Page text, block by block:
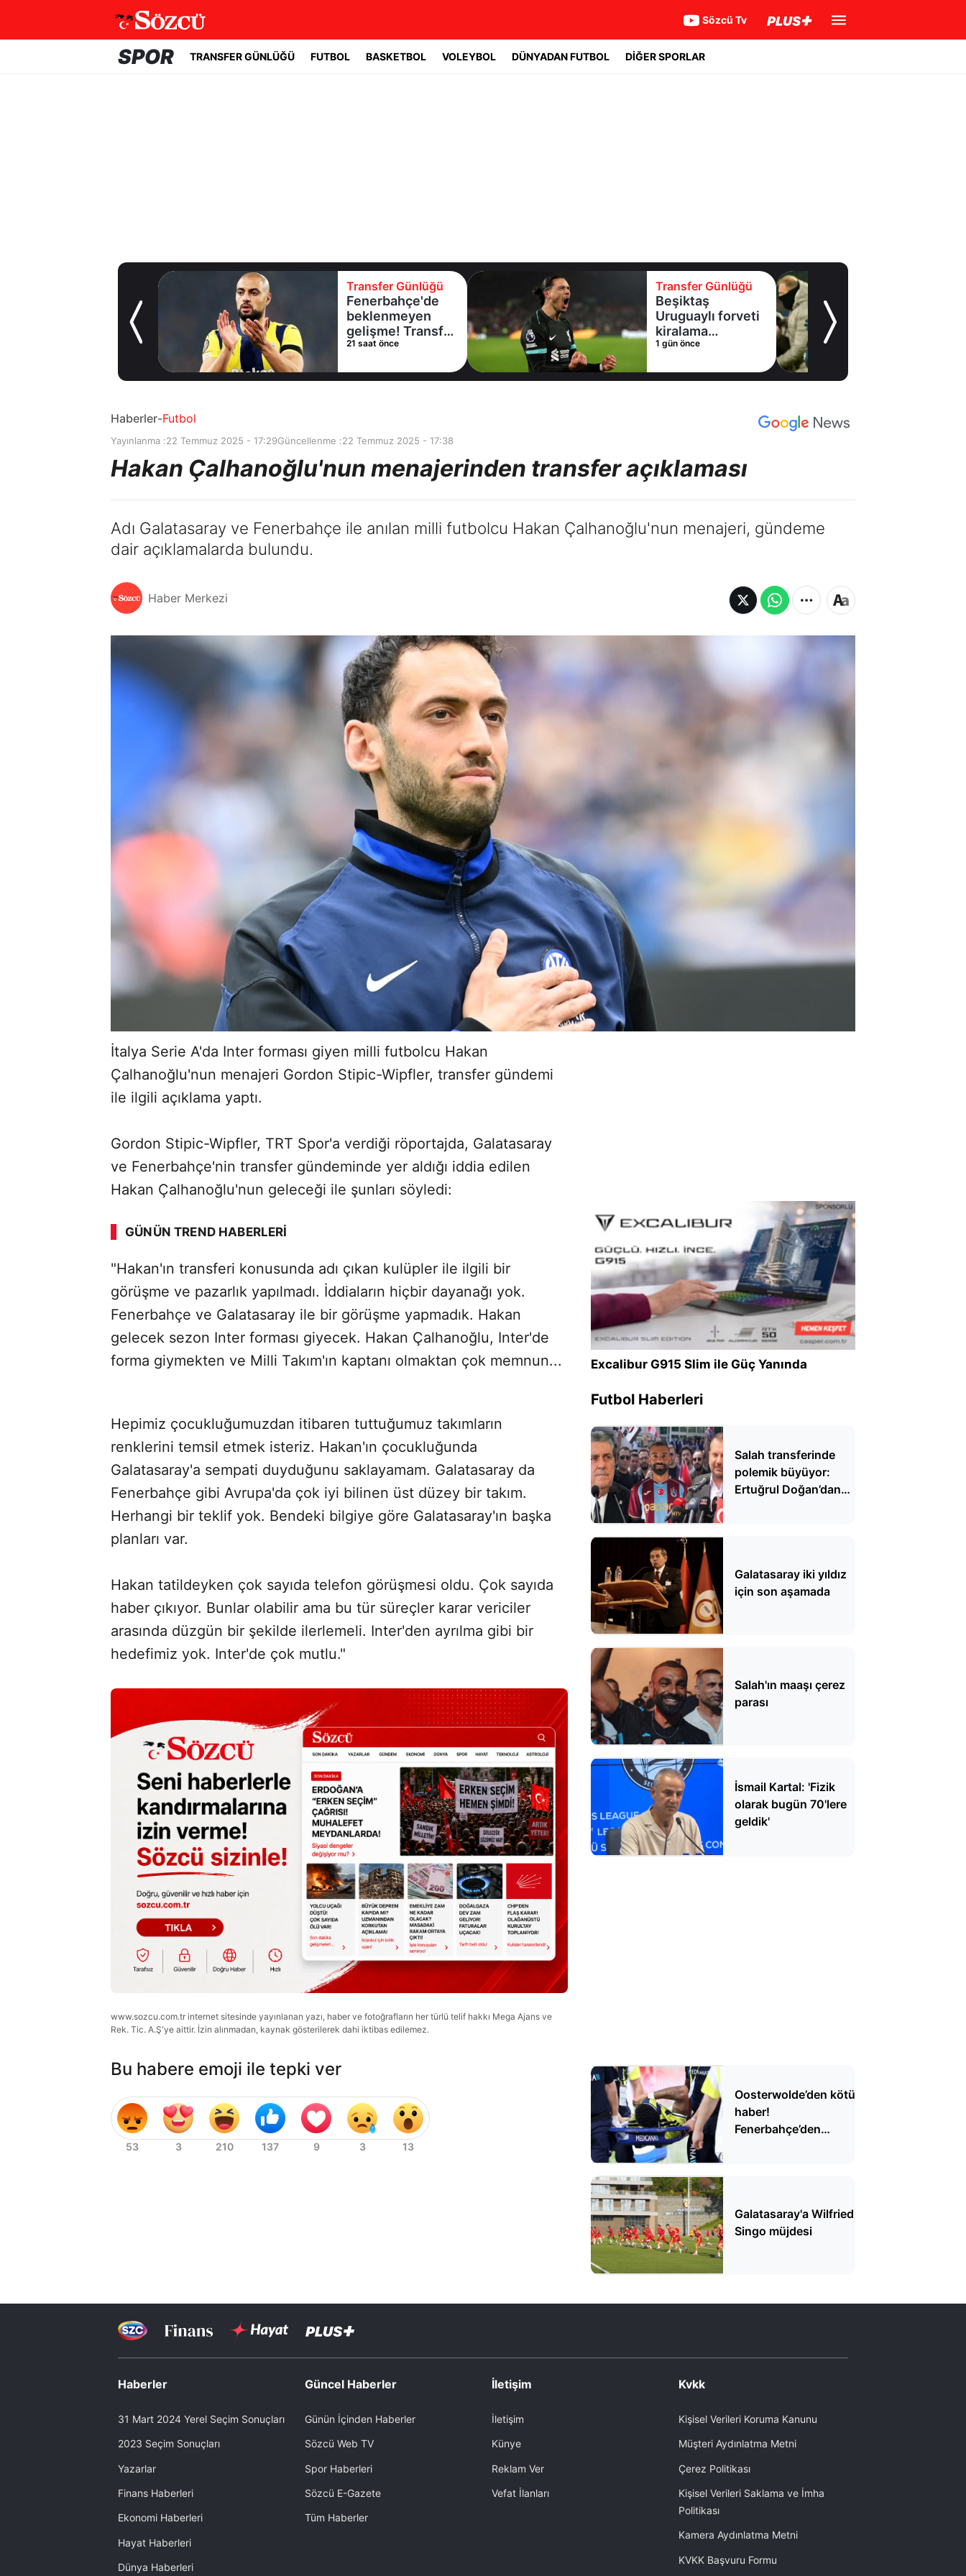
Sözcü Tv
SPOR TRANSFER GÜNLÜĞÜ FUTBOL BASKETBOL VOLEYBOL DÜNYADAN FUTBOL DİĞER SPORLAR
Salah'a kavuştu!
Transfer Günlüğü
Fenerbahçe'de
beklenmeyen
gelişme! Transfer
iptal oldu
21 saat önce
Transfer Günlüğü
Beşiktaş
Uruguaylı forveti
kiralama
konusunda Al
Adım adım Nunez
1 gün önce
Haberler-Futbol
Yayınlanma :22 Temmuz 2025 - 17:29Güncellenme :22 Temmuz 2025 - 17:38
Hakan Çalhanoğlu'nun menajerinden transfer açıklaması
Adı Galatasaray ve Fenerbahçe ile anılan milli futbolcu Hakan Çalhanoğlu'nun menajeri, gündeme
dair açıklamalarda bulundu.
Haber Merkezi
İtalya Serie A'da Inter forması giyen milli futbolcu Hakan
Çalhanoğlu'nun menajeri Gordon Stipic-Wipfler, transfer gündemi
ile ilgili açıklama yaptı.
Gordon Stipic-Wipfler, TRT Spor'a verdiği röportajda, Galatasaray
ve Fenerbahçe'nin transfer gündeminde yer aldığı iddia edilen
Hakan Çalhanoğlu'nun geleceği ile şunları söyledi:
GÜNÜN TREND HABERLERI
SÖZCÜ SON DAKİKA
"Hakan'ın transferi konusunda adı çıkan kulüpler ile ilgili bir
görüşme ve pazarlık yapılmadı. İddiaların hiçbir dayanağı yok.
Fenerbahçe ve Galatasaray ile bir görüşme yapmadık. Hakan
gelecek sezon Inter forması giyecek. Hakan Çalhanoğlu, Inter'de
forma giymekten ve Milli Takım'ın kaptanı olmaktan çok memnun...
Hepimiz çocukluğumuzdan itibaren tuttuğumuz takımların
renklerini temsil etmek isteriz. Hakan'ın çocukluğunda
Galatasaray'a sempati duyduğunu saklayamam. Galatasaray da
Fenerbahçe gibi Avrupa'da çok iyi bilinen üst düzey bir takım.
Herhangi bir teklif yok. Bendeki bilgiye göre Galatasaray'ın başka
planları var.
Hakan tatildeyken çok sayıda telefon görüşmesi oldu. Çok sayıda
haber çıkıyor. Bunlar olabilir ama bu tür süreçler karar vericiler
arasında düzgün bir şekilde ilerlemeli. Inter'den ayrılma gibi bir
hedefimiz yok. Inter'de çok mutlu."
www.sozcu.com.tr internet sitesinde yayınlanan yazı, haber ve fotoğrafların her türlü telif hakkı Mega Ajans ve
Rek. Tic. A.Ş'ye aittir. İzin alınmadan, kaynak gösterilerek dahi iktibas edilemez.
Bu habere emoji ile tepki ver
Excalibur G915 Slim ile Güç Yanında
Futbol Haberleri
Salah transferinde
polemik büyüyor:
Ertuğrul Doğan’dan
Galatasaray iki yıldız
için son aşamada
Salah'ın maaşı çerez
parası
İsmail Kartal: 'Fizik
olarak bugün 70'lere
geldik'
Oosterwolde’den kötü
haber!
Fenerbahçe’den
Galatasaray'a Wilfried
Singo müjdesi
Haberler
31 Mart 2024 Yerel Seçim Sonuçları
2023 Seçim Sonuçları
Yazarlar
Finans Haberleri
Ekonomi Haberleri
Hayat Haberleri
Dünya Haberleri
Güncel Haberler
Günün İçinden Haberler
Sözcü Web TV
Spor Haberleri
Sözcü E-Gazete
Tüm Haberler
İletişim
İletişim
Künye
Reklam Ver
Vefat İlanları
Kvkk
Kişisel Verileri Koruma Kanunu
Müşteri Aydınlatma Metni
Çerez Politikası
Kişisel Verileri Saklama ve İmha
Politikası
Kamera Aydınlatma Metni
KVKK Başvuru Formu